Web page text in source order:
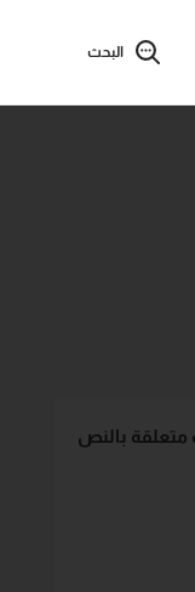
البحث
بالنص